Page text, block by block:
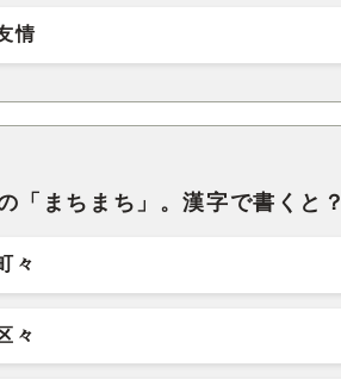
情
「まちまち」。漢字で書くと？
々
々